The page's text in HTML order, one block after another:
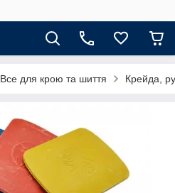
Все для крою та шиття Крейда,